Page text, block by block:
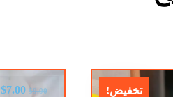
تخفيض! $9.00
$7.00